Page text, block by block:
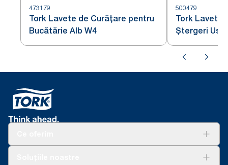
473179
Tork Lavete de Curățare pentru
Bucătărie Alb W4
500479
Tork Lavetă
Ștergeri